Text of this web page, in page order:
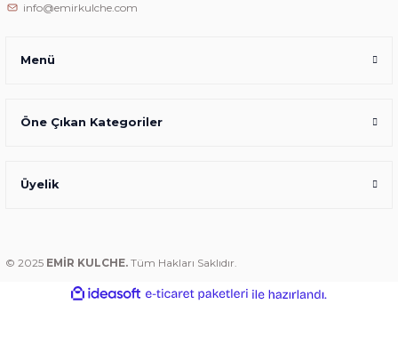
info@emirkulche.com
Menü
Öne Çıkan Kategoriler
Üyelik
© 2025 EMİR KULCHE. Tüm Hakları Saklıdır.
ideasoft
e-